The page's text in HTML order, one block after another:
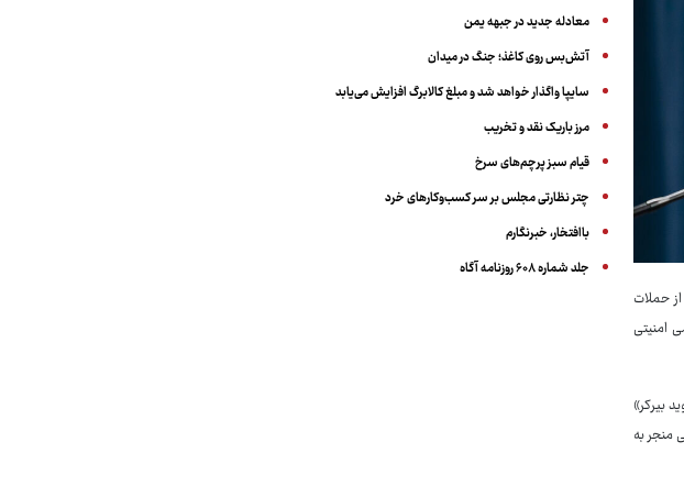
حملات
امنیتی
بیرکر»
منجر به
معادله جدید در جبهه یمن
آتش‌بس روی کاغذ؛ جنگ در میدان
سایپا واگذار خواهد شد و مبلغ کالابرگ افزایش می‌یابد
مرز باریک نقد و تخریب
قیام سبز پرچم‌های سرخ
چتر نظارتی مجلس بر سر کسب‌وکارهای خرد
باافتخار، خبرنگارم
جلد شماره ۶۰۸ روزنامه آگاه